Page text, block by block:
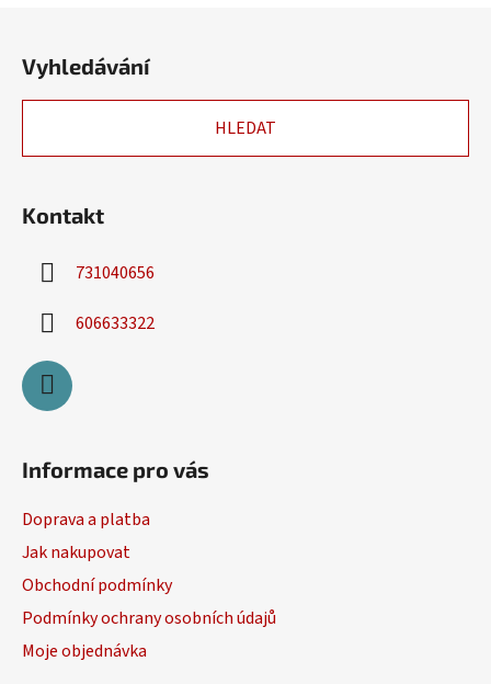
Vyhledávání
HLEDAT
Kontakt
731040656
606633322
Informace pro vás
Doprava a platba
Jak nakupovat
Obchodní podmínky
Podmínky ochrany osobních údajů
Moje objednávka